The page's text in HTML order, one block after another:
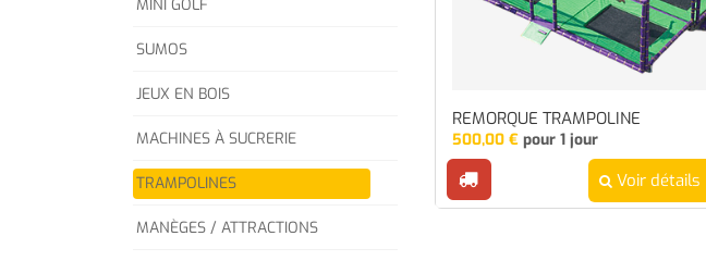
MINI GOLF
SUMOS
JEUX EN BOIS
MACHINES À SUCRERIE
TRAMPOLINES
MANÈGES / ATTRACTIONS
REMORQUE TRAMPOLINE
500,00€ pour 1 jour
Voir détails